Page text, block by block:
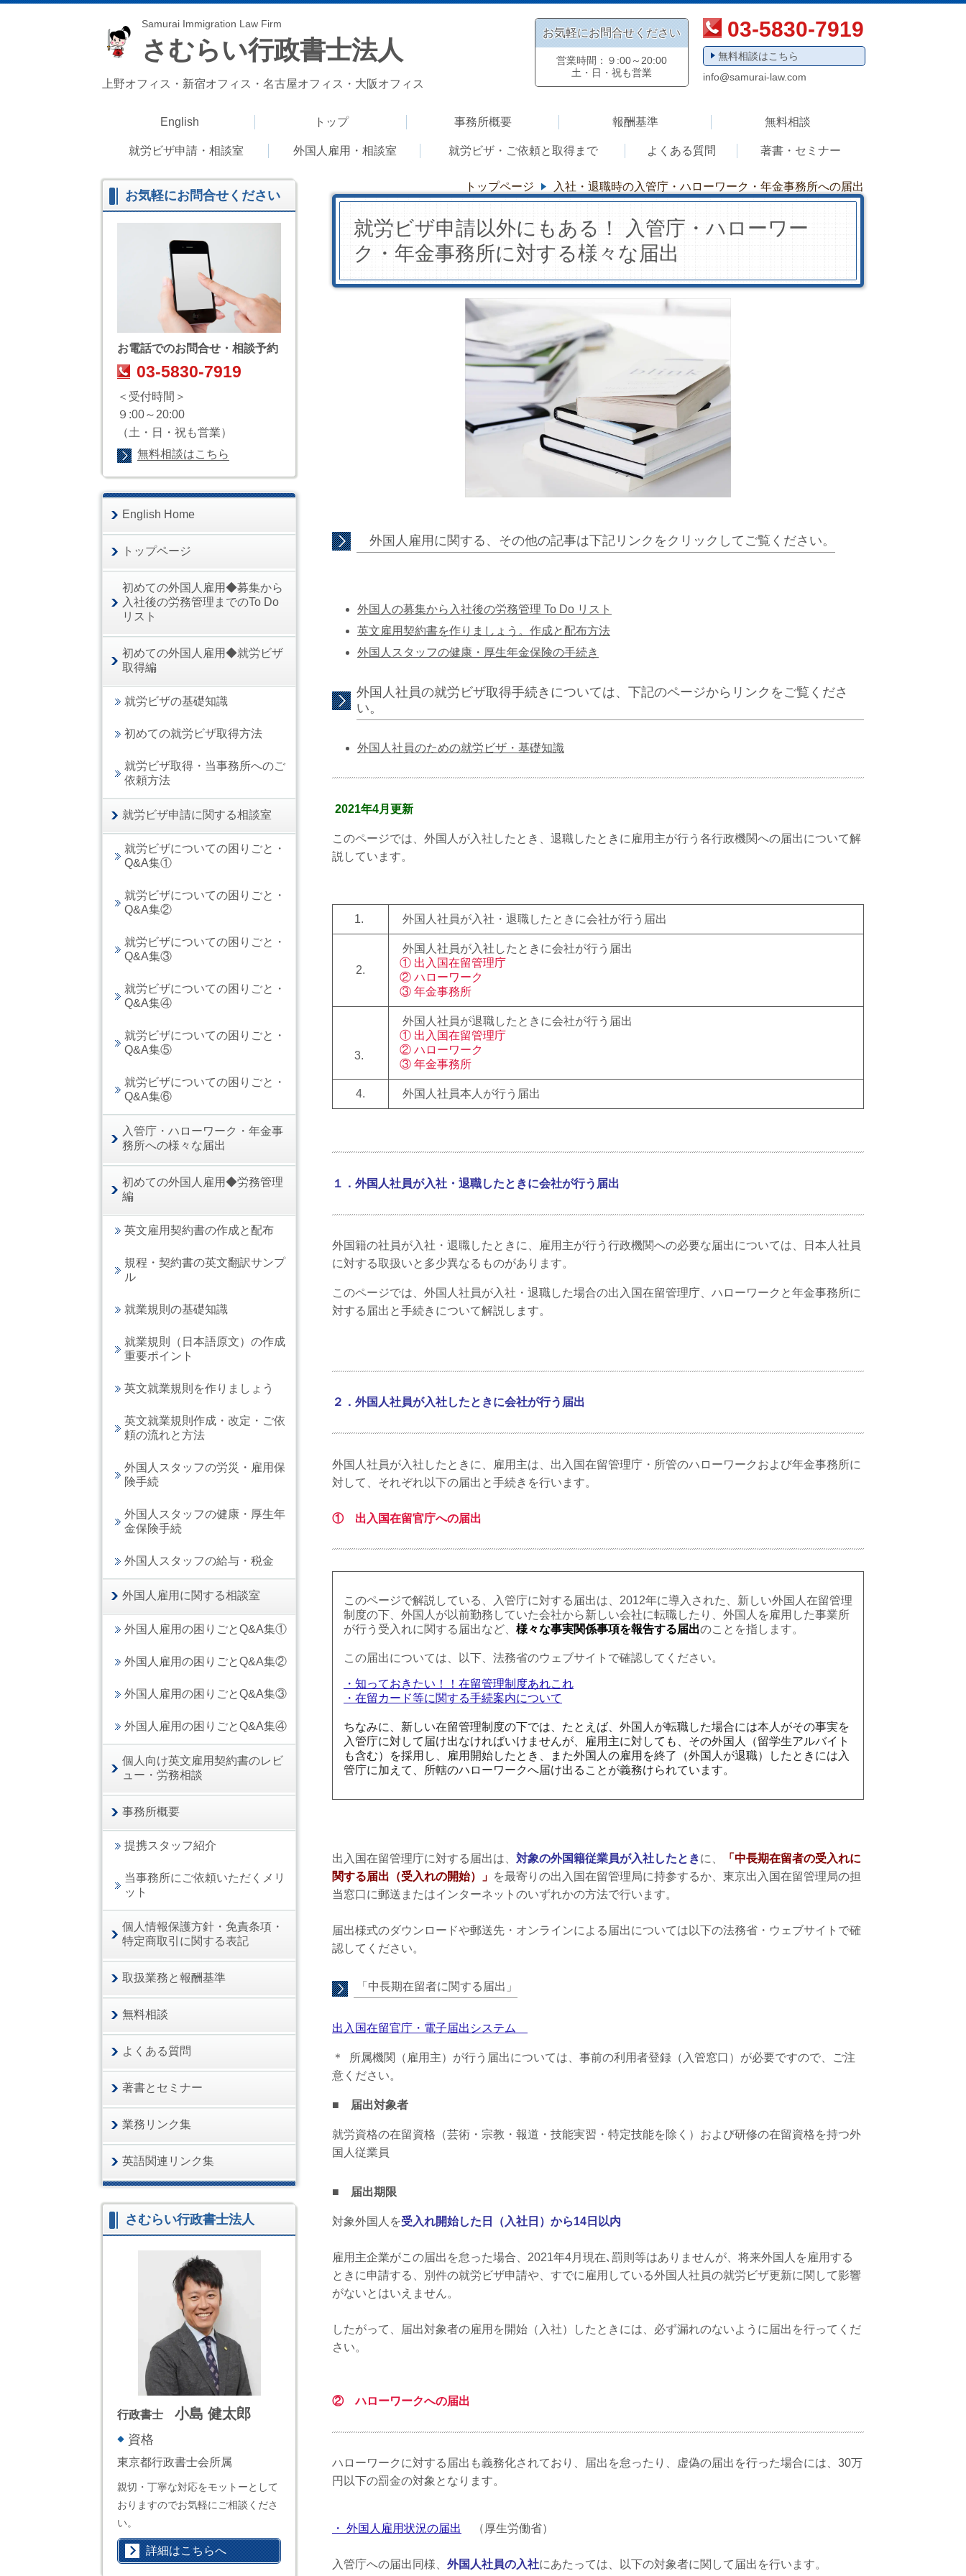
Samurai Immigration Law Firm
さむらい行政書士法人
上野オフィス・新宿オフィス・名古屋オフィス・大阪オフィス
お気軽にお問合せください
営業時間：９:00～20:00
土・日・祝も営業
03-5830-7919
無料相談はこちら
info@samurai-law.com
English トップ 事務所概要 報酬基準 無料相談
就労ビザ申請・相談室 外国人雇用・相談室 就労ビザ・ご依頼と取得まで よくある質問 著書・セミナー
トップページ 入社・退職時の入管庁・ハローワーク・年金事務所への届出
就労ビザ申請以外にもある！ 入管庁・ハローワー
ク・年金事務所に対する様々な届出
外国人雇用に関する、その他の記事は下記リンクをクリックしてご覧ください。
外国人の募集から入社後の労務管理 To Do リスト
英文雇用契約書を作りましょう。作成と配布方法
外国人スタッフの健康・厚生年金保険の手続き
外国人社員の就労ビザ取得手続きについては、下記のページからリンクをご覧くださ
い。
外国人社員のための就労ビザ・基礎知識
2021年4月更新
このページでは、外国人が入社したとき、退職したときに雇用主が行う各行政機関への届出について解
説しています。
1. 外国人社員が入社・退職したときに会社が行う届出
2.
外国人社員が入社したときに会社が行う届出
① 出入国在留管理庁
② ハローワーク
③ 年金事務所
3.
外国人社員が退職したときに会社が行う届出
① 出入国在留管理庁
② ハローワーク
③ 年金事務所
4. 外国人社員本人が行う届出
１． 外国人社員が入社・退職したときに会社が行う届出
外国籍の社員が入社・退職したときに、雇用主が行う行政機関への必要な届出については、日本人社員
に対する取扱いと多少異なるものがあります。
このページでは、外国人社員が入社・退職した場合の出入国在留管理庁、ハローワークと年金事務所に
対する届出と手続きについて解説します。
２．外国人社員が入社したときに会社が行う届出
外国人社員が入社したときに、雇用主は、出入国在留管理庁・所管のハローワークおよび年金事務所に
対して、それぞれ以下の届出と手続きを行います。
① 出入国在留官庁への届出
このページで解説している、入管庁に対する届出は、2012年に導入された、新しい外国人在留管理
制度の下、外国人が以前勤務していた会社から新しい会社に転職したり、外国人を雇用した事業所
が行う受入れに関する届出など、 様々な事実関係事項を報告する届出のことを指します。
この届出については、以下、法務省のウェブサイトで確認してください。
・知っておきたい！！在留管理制度あれこれ
・在留カード等に関する手続案内について
ちなみに、新しい在留管理制度の下では、たとえば、外国人が転職した場合には本人がその事実を
入管庁に対して届け出なければいけませんが、雇用主に対しても、その外国人（留学生アルバイト
も含む）を採用し、雇用開始したとき、また外国人の雇用を終了（外国人が退職）したときには入
管庁に加えて、所轄のハローワークへ届け出ることが義務けられています。
出入国在留管理庁に対する届出は、 対象の外国籍従業員が入社したときに、
「中長期在留者の受入れに
関する届出（受入れの開始）」 を最寄りの出入国在留管理局に持参するか、東京出入国在留管理局の担
当窓口に郵送またはインターネットのいずれかの方法で行います。
届出様式のダウンロードや郵送先・オンラインによる届出については以下の法務省・ウェブサイトで確
認してください。
「中長期在留者に関する届出」
出入国在留官庁・電子届出システム
＊ 所属機関（雇用主）が行う届出については、事前の利用者登録（入管窓口）が必要ですので、ご注
意ください。
■ 届出対象者
就労資格の在留資格（芸術・宗教・報道・技能実習・特定技能を除く ）および研修の在留資格を持つ外
国人従業員
■ 届出期限
対象外国人を受入れ開始した日（入社日）から14日以内
雇用主企業がこの届出を怠った場合、2021年4月現在､罰則等はありませんが、将来外国人を雇用する
ときに申請する、別件の就労ビザ申請や、すでに雇用している外国人社員の就労ビザ更新に関して影響
がないとはいえません。
したがって、届出対象者の雇用を開始（入社）したときには、必ず漏れのないように届出を行ってくだ
さい。
② ハローワークへの届出
ハローワークに対する届出も義務化されており、届出を怠ったり、虚偽の届出を行った場合には、30万
円以下の罰金の対象となります。
・ 外国人雇用状況の届出 （厚生労働省）
入管庁への届出同様、 外国人社員の入社にあたっては、以下の対象者に関して届出を行います。
お気軽にお問合せください
お電話でのお問合せ・相談予約
03-5830-7919
＜受付時間＞
９:00～20:00
（土・日・祝も営業）
無料相談はこちら
English Home
トップページ
初めての外国人雇用◆募集から
入社後の労務管理までのTo Do
リスト
初めての外国人雇用◆就労ビザ
取得編
就労ビザの基礎知識
初めての就労ビザ取得方法
就労ビザ取得・当事務所へのご
依頼方法
就労ビザ申請に関する相談室
就労ビザについての困りごと・
Q&A集①
就労ビザについての困りごと・
Q&A集②
就労ビザについての困りごと・
Q&A集③
就労ビザについての困りごと・
Q&A集④
就労ビザについての困りごと・
Q&A集⑤
就労ビザについての困りごと・
Q&A集⑥
入管庁・ハローワーク・年金事
務所への様々な届出
初めての外国人雇用◆労務管理
編
英文雇用契約書の作成と配布
規程・契約書の英文翻訳サンプ
ル
就業規則の基礎知識
就業規則（日本語原文）の作成
重要ポイント
英文就業規則を作りましょう
英文就業規則作成・改定・ご依
頼の流れと方法
外国人スタッフの労災・雇用保
険手続
外国人スタッフの健康・厚生年
金保険手続
外国人スタッフの給与・税金
外国人雇用に関する相談室
外国人雇用の困りごとQ&A集①
外国人雇用の困りごとQ&A集②
外国人雇用の困りごとQ&A集③
外国人雇用の困りごとQ&A集④
個人向け英文雇用契約書のレビ
ュー・労務相談
事務所概要
提携スタッフ紹介
当事務所にご依頼いただくメリ
ット
個人情報保護方針・免責条項・
特定商取引に関する表記
取扱業務と報酬基準
無料相談
よくある質問
著書とセミナー
業務リンク集
英語関連リンク集
さむらい行政書士法人
行政書士 小島 健太郎
資格
東京都行政書士会所属
親切・丁寧な対応をモットーとして
おりますのでお気軽にご相談くださ
い。
詳細はこちらへ